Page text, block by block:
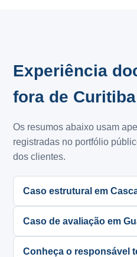
Experiência
fora de Curitiba
Os resumos abaixo usam
registradas no portfólio
dos clientes.
Caso estrutural em
Caso de avaliação em
Conheça o responsável